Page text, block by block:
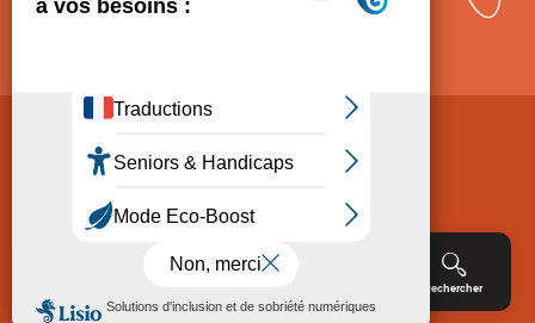
Rechercher
Politique de Protection des données
Consentement
Accessibilité : non conforme